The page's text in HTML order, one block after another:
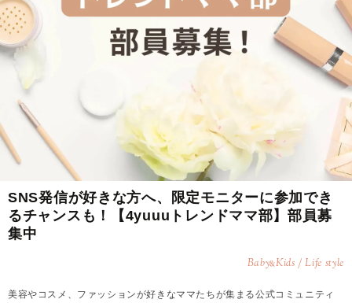
SNS発信が好きな方へ、限定モニターに参加でき
るチャンスも！【4yuuuトレンドママ部】部員募
集中
Baby&Kids / Life style
美容やコスメ、ファッションが好きなママたちが集まる公式コミュニティ